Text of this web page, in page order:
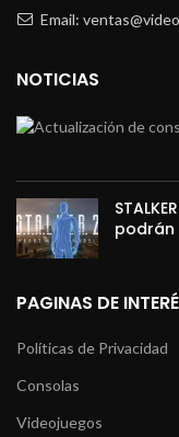
Email:
NOTICIAS
podrán
PAGINAS DE
Políticas de Privacidad
Consolas
Videojuegos